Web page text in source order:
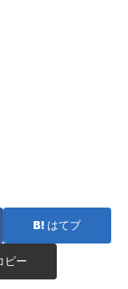
はてブ
ピー